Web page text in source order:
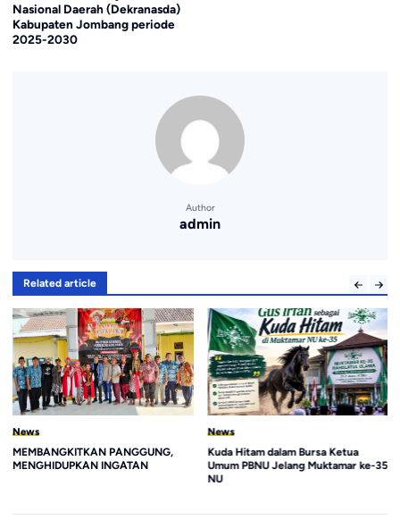
Nasional Daerah (Dekranasda)
Kabupaten Jombang periode
2025-2030
Author
admin
Related article
News
MEMBANGKITKAN PANGGUNG,
MENGHIDUPKAN INGATAN
News
Kuda Hitam dalam Bursa Ketua
Umum PBNU Jelang Muktamar ke-35
NU